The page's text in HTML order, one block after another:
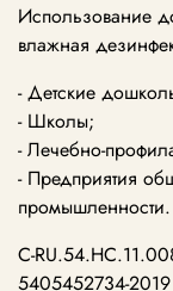
Использование
влажная
- Детские
- Школы;
- Лечебно-
- Предприятия
промышленности.
С-
5405452734-2019